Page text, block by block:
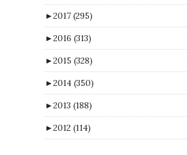
►2017 (295)
►2016 (313)
►2015 (328)
►2014 (350)
►2013 (188)
►2012 (114)